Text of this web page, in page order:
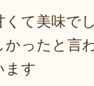
て美味で
かったと言
ます